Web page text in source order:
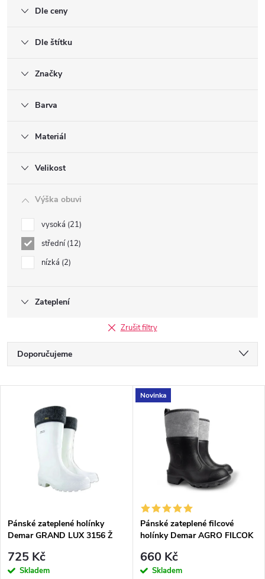
Dle ceny
Dle štítku
Značky
Barva
Materiál
Velikost
Výška obuvi
vysoká 21
střední 12
nízká 2
Zateplení
Zrušit filtry
Ř
a
p
r
Doporučujeme
Nejprodávanější
s
p
Pánské zateplené holínky
Demar GRAND LUX 3156 Ž
725 Kč
Skladem
Novinka
Pánské zateplené filcové
holínky Demar AGRO FILCOK
660 Kč
Skladem